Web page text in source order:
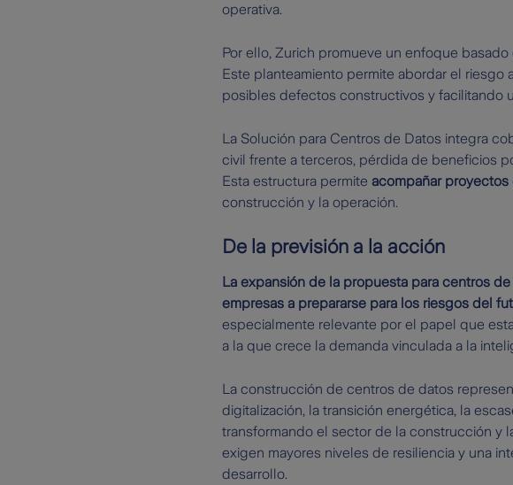
operativa.
Por ello, Zurich promueve un enfoque basado
Este planteamiento permite abordar el
posibles defectos constructivos y facilitando
La Solución para Centros de Datos integra
civil frente a terceros, pérdida de beneficios
Esta estructura permite acompañar
construcción y la operación.
De la previsión a la acción
La expansión de la propuesta para centros
empresas a prepararse para los riesgos del
especialmente relevante por el papel que
a la que crece la demanda vinculada a la
La construcción de centros de datos
digitalización, la transición energética, la
transformando el sector de la construcción y
exigen mayores niveles de resiliencia y una
desarrollo.